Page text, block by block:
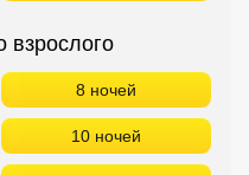
взрослого
8 ночей
10 ночей